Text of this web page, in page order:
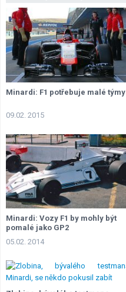
Minardi: F1 potřebuje malé týmy
09.02. 2015
Minardi: Vozy F1 by mohly být
pomalé jako GP2
05.02. 2014